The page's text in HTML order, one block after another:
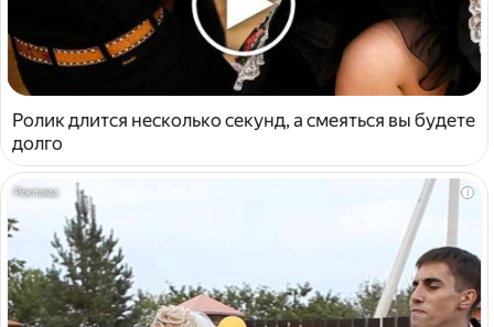
Ролик длится несколько секунд, а смеяться вы будете
долго
i